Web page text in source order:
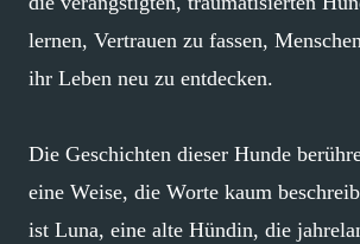
lernen, Vertrauen zu fassen,
ihr Leben neu zu entdecken.
Die Geschichten dieser Hunde
eine Weise, die Worte kaum
ist Luna, eine alte Hündin, die